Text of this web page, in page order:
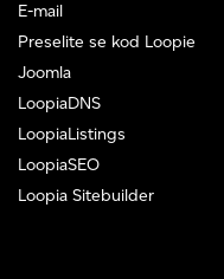
E-mail
Preselite se kod Loopie
Joomla
LoopiaDNS
LoopiaListings
LoopiaSEO
Loopia Sitebuilder